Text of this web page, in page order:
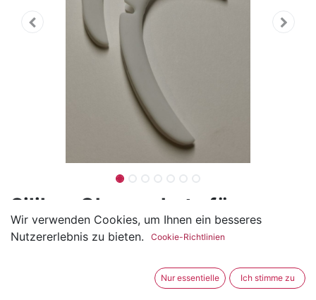
Silikon Ohrenschutz für
Masken
Diese Silikon Ohrenschütze dienen wie der Name
Wir verwenden Cookies, um Ihnen ein besseres
Nutzererlebnis zu bieten.
Cookie-Richtlinien
Nur essentielle Ich stimme zu